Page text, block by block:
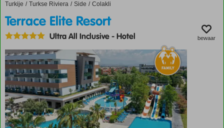
appartementencomplex
Lekker
afkoelen
in het
zwembad
Appartementen
aan de
zonzijde!
Home
Turkije Turkse Riviera Side Colakli
Terrace Elite Resort
Terrace Elite Resort
Ultra All Inclusive-Hotel bewaar